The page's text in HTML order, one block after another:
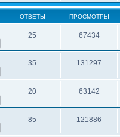
ОТВЕТЫ ПРОСМОТРЫ
25 67434
35 131297
20 63142
85 121886